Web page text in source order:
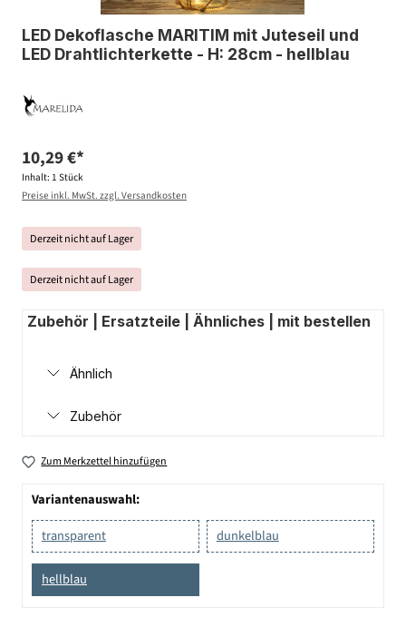
LED Dekoflasche MARITIM mit Juteseil und
LED Drahtlichterkette - H: 28cm - hellblau
10,29 €*
Inhalt: 1 Stück
Preise inkl. MwSt. zzgl. Versandkosten
Derzeit nicht auf Lager
Derzeit nicht auf Lager
Zubehör | Ersatzteile | Ähnliches | mit bestellen
Ähnlich
Zubehör
Zum Merkzettel hinzufügen
Variantenauswahl:
transparent
dunkelblau
hellblau